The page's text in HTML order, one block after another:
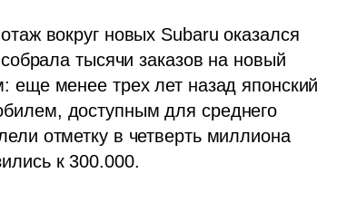
вокруг новых Subaru оказался
тысячи заказов на новый
еще менее трех лет назад японский
доступным для среднего
отметку в четверть миллиона
к 300.000.